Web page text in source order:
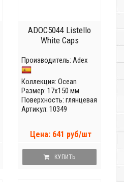
ADOC5044 Listello
White Caps
Производитель: Adex
Коллекция: Ocean
Размер: 17x150 мм
Поверхность: глянцевая
Артикул: 10349
Цена: 641 руб/шт
КУПИТЬ